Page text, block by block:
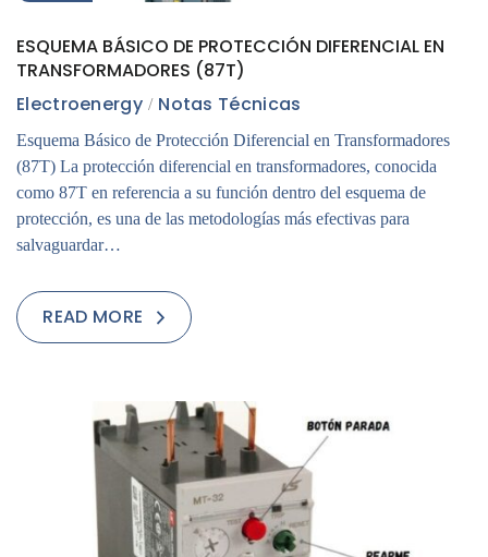
ESQUEMA BÁSICO DE PROTECCIÓN DIFERENCIAL EN
TRANSFORMADORES (87T)
Electroenergy
Notas Técnicas
Esquema Básico de Protección Diferencial en Transformadores
(87T) La protección diferencial en transformadores, conocida
como 87T en referencia a su función dentro del esquema de
protección, es una de las metodologías más efectivas para
salvaguardar…
READ MORE